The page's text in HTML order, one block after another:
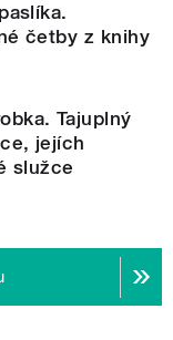
četby z knihy
Tajuplný
jejích
služce